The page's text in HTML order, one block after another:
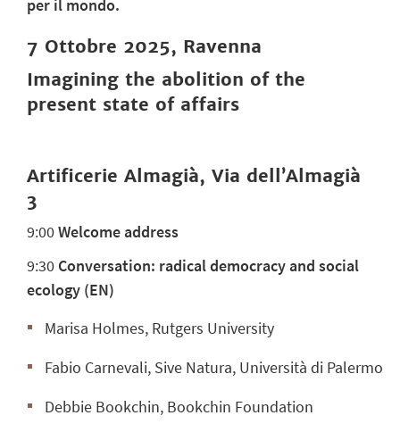
per il mondo.
7 Ottobre 2025, Ravenna
Imagining the abolition of the
present state of affairs
Artificerie Almagià, Via dell’Almagià
3
9:00Welcome address
9:30 Conversation: radical democracy and social
ecology (EN)
Marisa Holmes, Rutgers University
Fabio Carnevali, Sive Natura, Università di Palermo
Debbie Bookchin, Bookchin Foundation